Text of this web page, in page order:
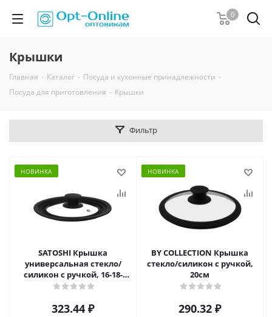
0
Крышки
Главная - Каталог - Посуда и кухонные принадлежности -
Посуда для приготовления - Крышки
Фильтр
НОВИНКА
SATOSHI Крышка
универсальная стекло/
силикон с ручкой, 16-18-
20см
323.44 ₽
НОВИНКА
BY COLLECTION Крышка
стекло/силикон с ручкой,
20см
290.32 ₽